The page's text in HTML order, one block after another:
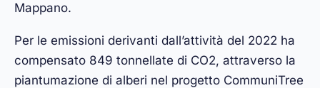
Mappano.
Per le emissioni derivanti dall’attività del 2022 ha
compensato 849 tonnellate di CO2, attraverso la
piantumazione di alberi nel progetto CommuniTree